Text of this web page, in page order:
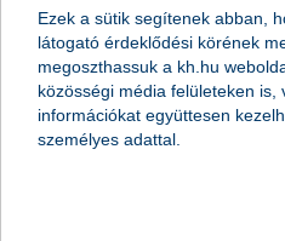
A Global Finance magazin ismét
kereskedelemfinanszírozási
Trade Finance Provider in
Ezek a sütik segítenek abban,
látogató érdeklődési körének
megoszthassuk a kh.hu
közösségi média felületeken is,
információkat együttesen
személyes adattal.